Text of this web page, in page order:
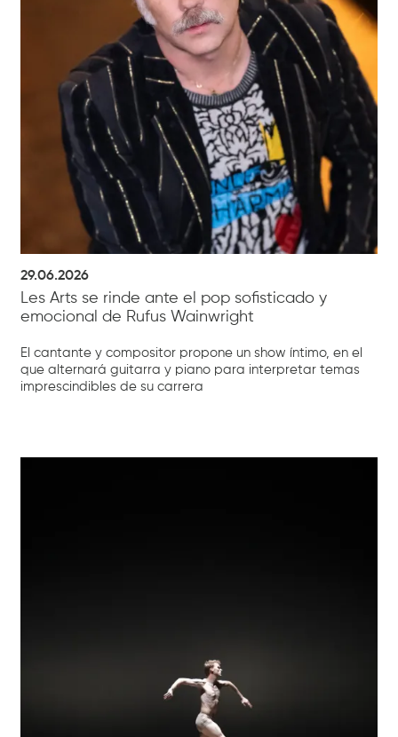
29.06.2026
Les Arts se rinde ante el pop sofisticado y
emocional de Rufus Wainwright
El cantante y compositor propone un show íntimo, en el
que alternará guitarra y piano para interpretar temas
imprescindibles de su carrera